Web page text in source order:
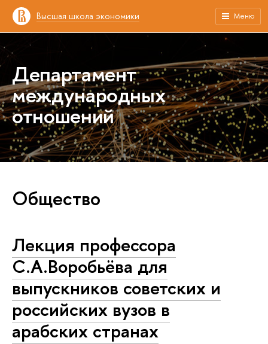
Высшая школа экономики Меню
Департамент
международных
отношений
Общество
Лекция профессора
С.А.Воробьёва для
выпускников советских и
российских вузов в
арабских странах